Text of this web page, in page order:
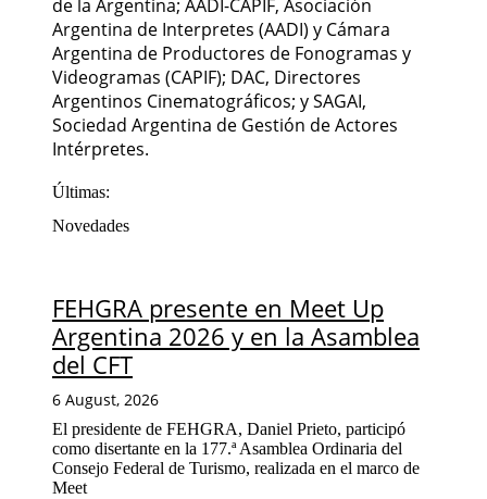
de la Argentina; AADI-CAPIF, Asociación
Argentina de Interpretes (AADI) y Cámara
Argentina de Productores de Fonogramas y
Videogramas (CAPIF); DAC, Directores
Argentinos Cinematográficos; y SAGAI,
Sociedad Argentina de Gestión de Actores
Intérpretes.
Últimas:
Novedades
FEHGRA presente en Meet Up
Argentina 2026 y en la Asamblea
del CFT
6 August, 2026
El presidente de FEHGRA, Daniel Prieto, participó
como disertante en la 177.ª Asamblea Ordinaria del
Consejo Federal de Turismo, realizada en el marco de
Meet